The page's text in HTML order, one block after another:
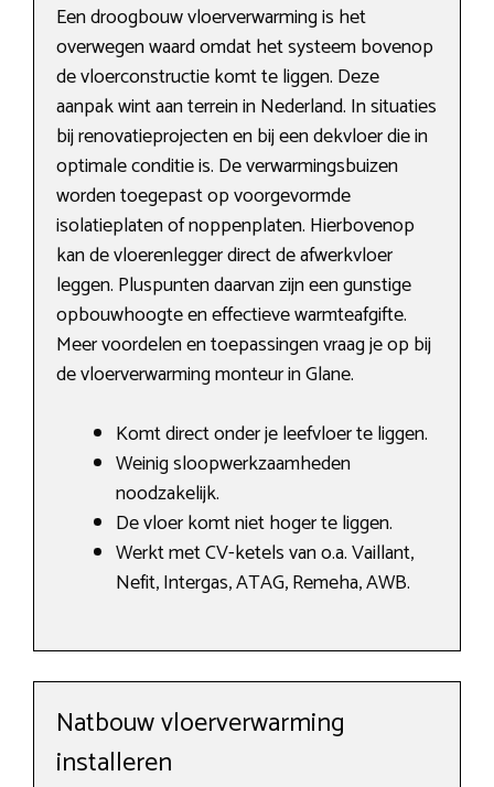
Een droogbouw vloerverwarming is het
overwegen waard omdat het systeem bovenop
de vloerconstructie komt te liggen. Deze
aanpak wint aan terrein in Nederland. In situaties
bij renovatieprojecten en bij een dekvloer die in
optimale conditie is. De verwarmingsbuizen
worden toegepast op voorgevormde
isolatieplaten of noppenplaten. Hierbovenop
kan de vloerenlegger direct de afwerkvloer
leggen. Pluspunten daarvan zijn een gunstige
opbouwhoogte en effectieve warmteafgifte.
Meer voordelen en toepassingen vraag je op bij
de vloerverwarming monteur in Glane.
Komt direct onder je leefvloer te liggen.
Weinig sloopwerkzaamheden
noodzakelijk.
De vloer komt niet hoger te liggen.
Werkt met CV-ketels van o.a. Vaillant,
Nefit, Intergas, ATAG, Remeha, AWB.
Natbouw vloerverwarming
installeren